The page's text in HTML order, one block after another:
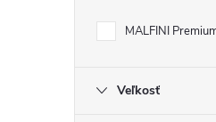
MALFINI
Veľkosť